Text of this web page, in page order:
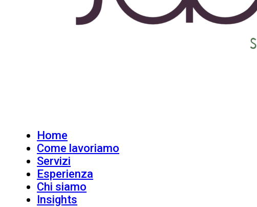
Home
Come lavoriamo
Servizi
Esperienza
Chi siamo
Insights